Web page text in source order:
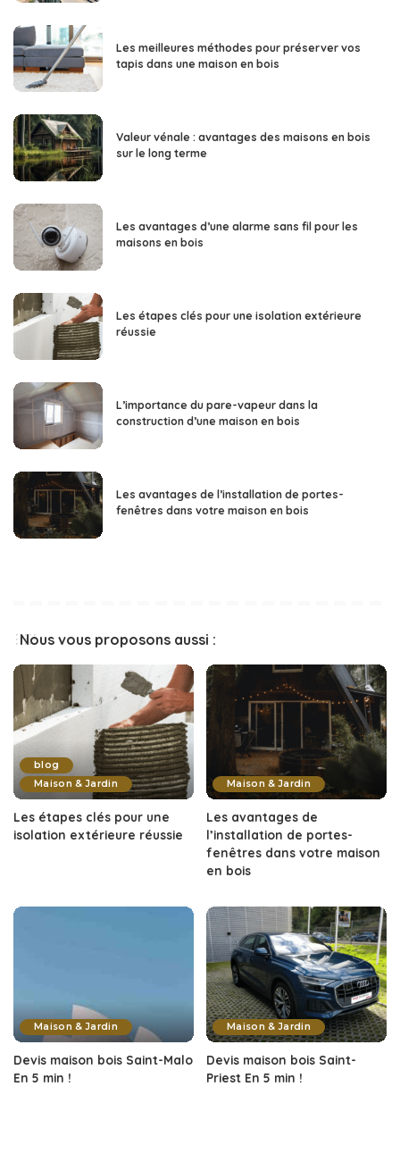
Les meilleures méthodes pour préserver vos
tapis dans une maison en bois
Valeur vénale : avantages des maisons en bois
sur le long terme
Les avantages d’une alarme sans fil pour les
maisons en bois
Les étapes clés pour une isolation extérieure
réussie
L’importance du pare-vapeur dans la
construction d’une maison en bois
Les avantages de l’installation de portes-
fenêtres dans votre maison en bois
Nous vous proposons aussi :
blog
Maison & Jardin
Les étapes clés pour une
isolation extérieure réussie
Maison & Jardin
Les avantages de
l’installation de portes-
fenêtres dans votre maison
en bois
Maison & Jardin
Devis maison bois Saint-Malo
En 5 min !
Maison & Jardin
Devis maison bois Saint-
Priest En 5 min !